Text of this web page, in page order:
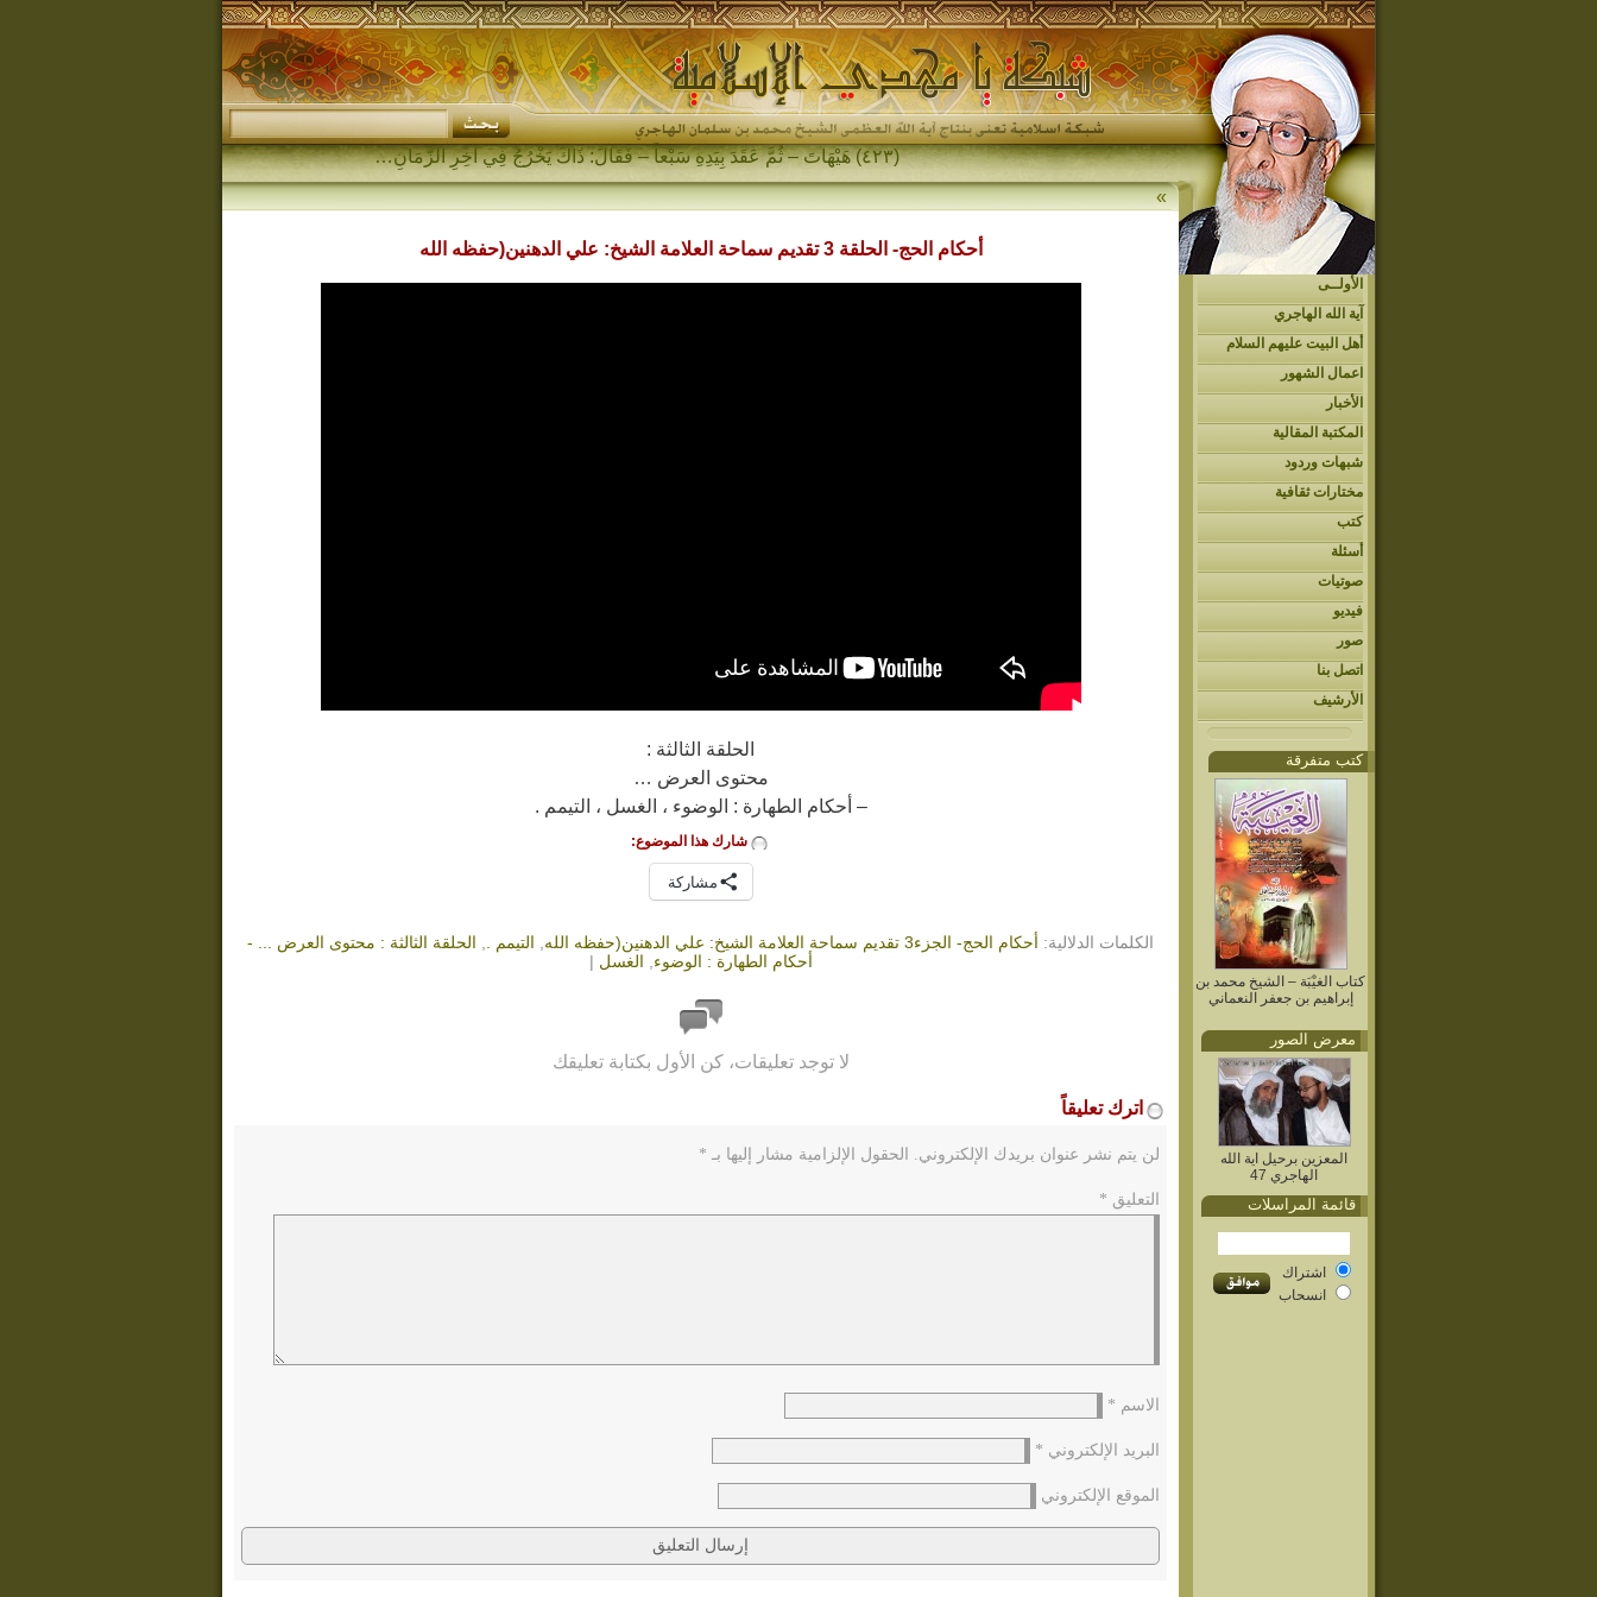
(٤٢٣) هَيْهَاتَ – ثُمَّ عَقَدَ بِيَدِهِ سَبْعاً – فَقَالَ: ذَاكَ يَخْرُجُ فِي آخِرِ الزَّمَانِ…
الأولــى
آية الله الهاجري
أهل البيت عليهم السلام
اعمال الشهور
الأخبار
المكتبة المقالية
شبهات وردود
مختارات ثقافية
كتب
أسئلة
صوتيات
فيديو
صور
اتصل بنا
الأرشيف
كتب متفرقة
كتاب الغيْبَة – الشيخ محمد بن
إبراهيم بن جعفر النعماني
معرض الصور
المعزين برحيل اية الله
الهاجري 47
قائمة المراسلات
اشتراك
انسحاب
»
أحكام الحج- الحلقة 3 تقديم سماحة العلامة الشيخ: علي الدهنين(حفظه الله
الحلقة الثالثة :
محتوى العرض …
– أحكام الطهارة : الوضوء ، الغسل ، التيمم .
شارك هذا الموضوع:
مشاركة
الكلمات الدلالية: أحكام الحج- الجزء3 تقديم سماحة العلامة الشيخ: علي الدهنين(حفظه الله التيمم .
الحلقة الثالثة : محتوى العرض ... -
أحكام الطهارة : الوضوء
الغسل |
لا توجد تعليقات، كن الأول بكتابة تعليقك
اترك تعليقاً
لن يتم نشر عنوان بريدك الإلكتروني. الحقول الإلزامية مشار إليها بـ *
التعليق *
الاسم *
البريد الإلكتروني *
الموقع الإلكتروني